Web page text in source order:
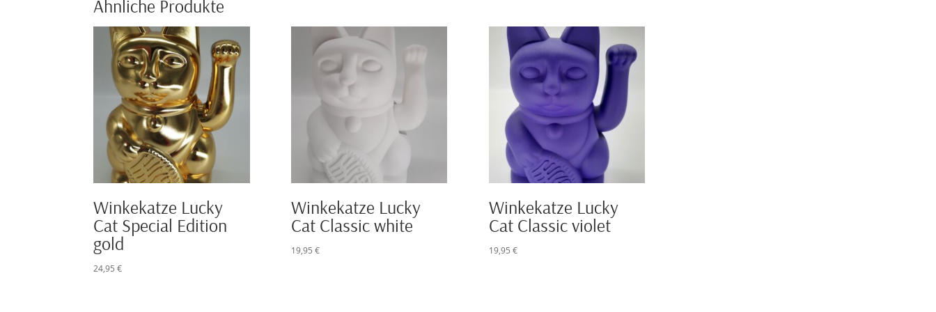
Ähnliche Produkte
Winkekatze Lucky
Cat Special Edition
gold
24,95€
Winkekatze Lucky
Cat Classic white
19,95 €
Winkekatze Lucky
Cat Classic violet
19,95 €